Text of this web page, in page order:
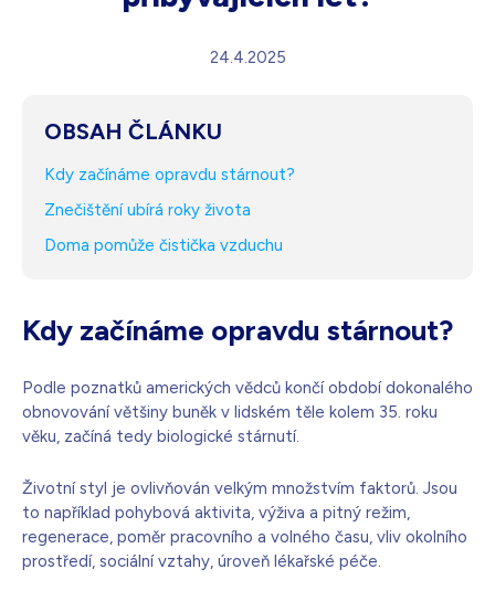
24.4.2025
OBSAH ČLÁNKU
Kdy začínáme opravdu stárnout?
Znečištění ubírá roky života
Doma pomůže čistička vzduchu
Kdy začínáme opravdu stárnout?
Podle poznatků amerických vědců končí období dokonalého
obnovování většiny buněk v lidském těle kolem 35. roku
věku, začíná tedy biologické stárnutí.
Životní styl je ovlivňován velkým množstvím faktorů. Jsou
to například pohybová aktivita, výživa a pitný režim,
regenerace, poměr pracovního a volného času, vliv okolního
prostředí, sociální vztahy, úroveň lékařské péče.
Skladem - doprava zdarma